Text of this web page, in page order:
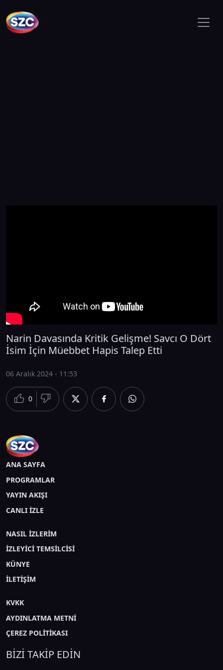
Narin Davasında Kritik Gelişme! Savcı O Dört
İsim İçin Müebbet Hapis Talep Etti
06 Aralık 2024 - 11:53
0
ANA SAYFA
PROGRAMLAR
YAYIN AKIŞI
CANLI İZLE
NASIL İZLERİM
İZLEYİCİ TEMSİLCİSİ
KÜNYE
İLETİŞİM
KVKK
AYDINLATMA METNİ
ÇEREZ POLİTİKASI
BİZİ TAKİP EDİN